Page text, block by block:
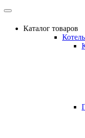
Каталог товаров